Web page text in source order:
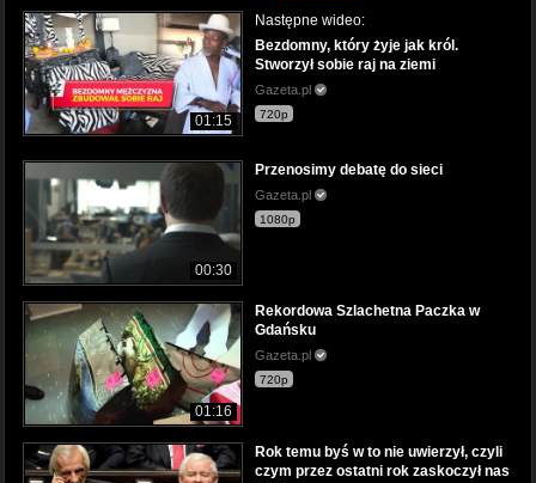
01:15
Następne wideo:
Bezdomny, który żyje jak król.
Stworzył sobie raj na ziemi
Gazeta.pl
720p
00:30
Przenosimy debatę do sieci
Gazeta.pl
1080p
01:16
Rekordowa Szlachetna Paczka w
Gdańsku
Gazeta.pl
720p
Rok temu byś w to nie uwierzył, czyli
czym przez ostatni rok zaskoczył nas